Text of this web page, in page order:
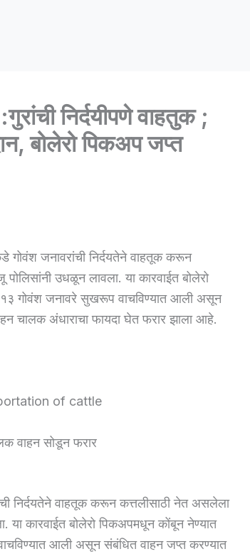
निर्दयीपणे वाहतुक ;
बोलेरो पिकअप जप्त
जनावरांची निर्दयतेने वाहतूक करून
उधळून लावला. या कारवाईत बोलेरो
गोवंश जनावरे सुखरूप वाचविण्यात आली असून
चालक अंधाराचा फायदा घेत फरार झाला आहे.
वाहन सोडून फरार
निर्दयतेने वाहतूक करून कत्तलीसाठी नेत असलेला
या कारवाईत बोलेरो पिकअपमधून कोंबून नेण्यात
आली असून संबंधित वाहन जप्त करण्यात